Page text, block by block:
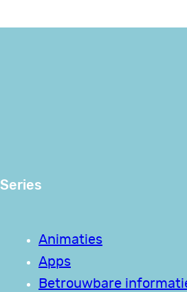
Series
Animaties
Apps
Betrouwbare